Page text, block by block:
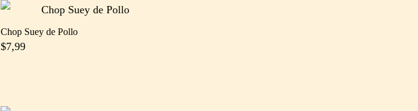
Chop Suey de Pollo
$7,99